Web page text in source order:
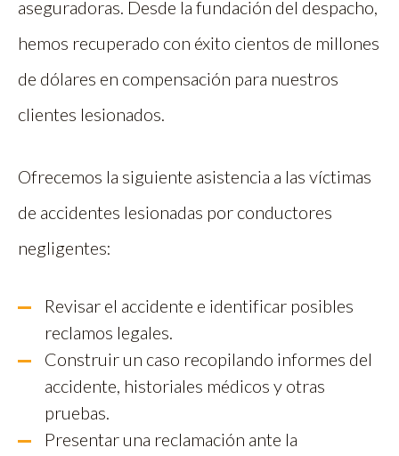
aseguradoras. Desde la fundación del despacho,
hemos recuperado con éxito cientos de millones
de dólares en compensación para nuestros
clientes lesionados.
Ofrecemos la siguiente asistencia a las víctimas
de accidentes lesionadas por conductores
negligentes:
Revisar el accidente e identificar posibles
reclamos legales.
Construir un caso recopilando informes del
accidente, historiales médicos y otras
pruebas.
Presentar una reclamación ante la